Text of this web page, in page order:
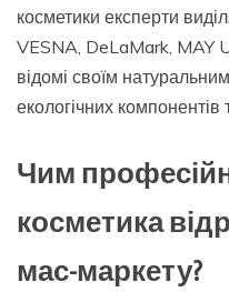
косметики експерти
VESNA, DeLaMark, MAY
відомі своїм
екологічних
Чим
косметика
мас-маркету?